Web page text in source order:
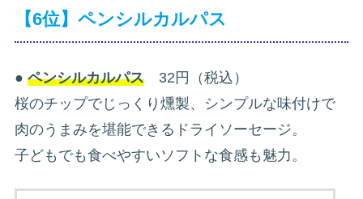
【6位】ペンシルカルパス
● ペンシルカルパス 32円（税込）
桜のチップでじっくり燻製、シンプルな味付けで
肉のうまみを堪能できるドライソーセージ。
子どもでも食べやすいソフトな食感も魅力。